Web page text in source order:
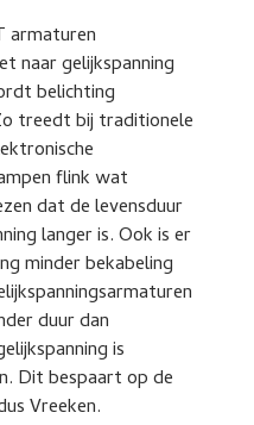
armaturen
naar gelijkspanning
belichting
treedt bij traditionele
flink wat
dat de levensduur
langer is. Ook is er
minder bekabeling
duur dan
is
Dit bespaart op de
Vreeken.